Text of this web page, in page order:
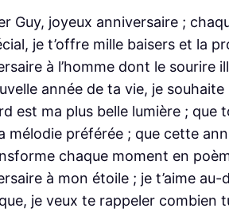
Guy, joyeux anniversaire ;
je t’offre mille baisers et la
à l’homme dont le sourire
année de ta vie, je
est ma plus belle lumière ;
mélodie préférée ; que cette
chaque moment en
à mon étoile ; je t’aime au-
je veux te rappeler combien